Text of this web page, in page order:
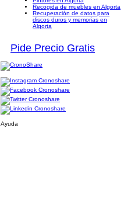
Recogida de muebles en Algorta
Recuperación de datos para
discos duros y memorias en
Algorta
Pide Precio Gratis
Ayuda